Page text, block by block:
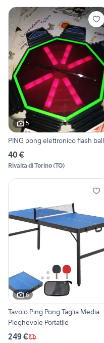
5
PING pong elettronico flash ball
40 €
Rivalta di Torino(TO)
6
Tavolo Ping Pong Taglia Media
Pieghevole Portatile
249 €